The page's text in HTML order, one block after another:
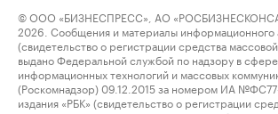
© ООО «БИЗНЕСПРЕСС», АО
2026. Сообщения и материалы информационного
(свидетельство о регистрации средства
выдано Федеральной службой по надзору в сфере
информационных технологий и массовых
(Роскомнадзор) 09.12.2015 за номером ИА
издания «РБК» (свидетельство о регистрации